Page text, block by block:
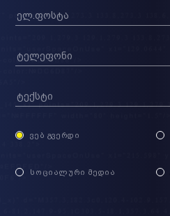
ᲕᲔᲑ ᲒᲕᲔᲠᲓᲘ
ᲡᲝᲪᲘᲐᲚᲣᲠᲘ ᲛᲔᲓᲘᲐ